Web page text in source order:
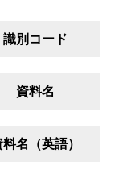
識別コード
資料名
名（英語）